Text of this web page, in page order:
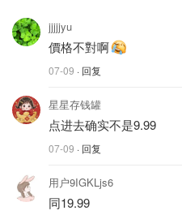
jjjjjyu
價格不對啊
07-09 · 回复
星星存钱罐
点进去确实不是9.99
07-09 · 回复
用户9IGKLjs6
同19.99